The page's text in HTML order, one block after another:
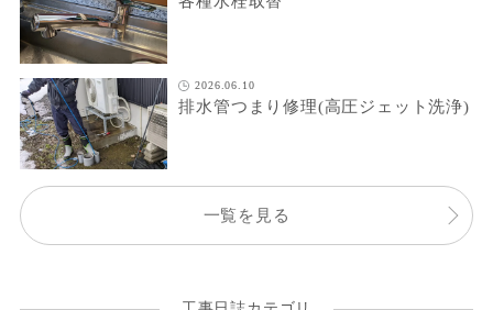
2026.06.10
排水管つまり修理(高圧ジェット洗浄)
一覧を見る